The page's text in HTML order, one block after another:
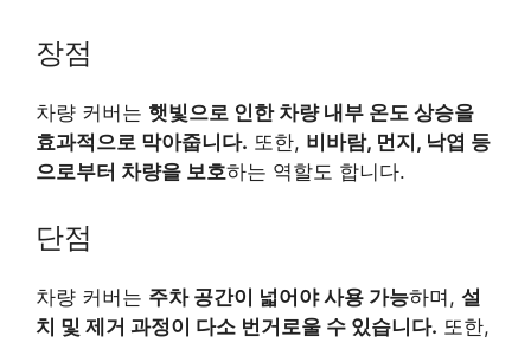
장점
차량 커버는 햇빛으로 인한 차량 내부 온도 상승을
효과적으로 막아줍니다. 또한, 비바람, 먼지, 낙엽 등
으로부터 차량을 보호하는 역할도 합니다.
단점
차량 커버는 주차 공간이 넓어야 사용 가능하며, 설
치 및 제거 과정이 다소 번거로울 수 있습니다. 또한,